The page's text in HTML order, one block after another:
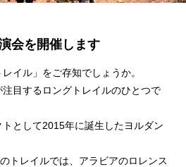
会を開催します
イル」をご存知でしょうか。
目するロングトレイルのひとつで
として2015年に誕生したヨルダン
トレイルでは、アラビアのロレンス